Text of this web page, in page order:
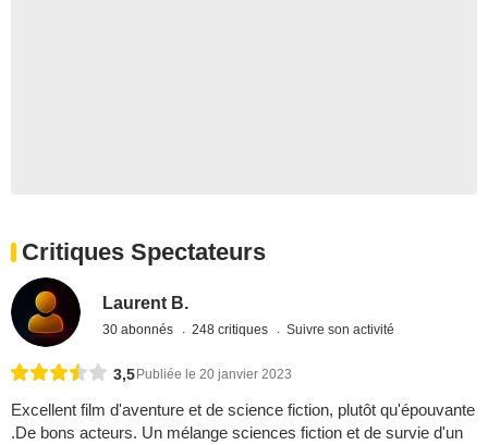
Critiques Spectateurs
Laurent B.
30 abonnés 248 critiques Suivre son activité
3,5 Publiée le 20 janvier 2023
Excellent film d'aventure et de science fiction, plutôt qu'épouvante
.De bons acteurs. Un mélange sciences fiction et de survie d'un